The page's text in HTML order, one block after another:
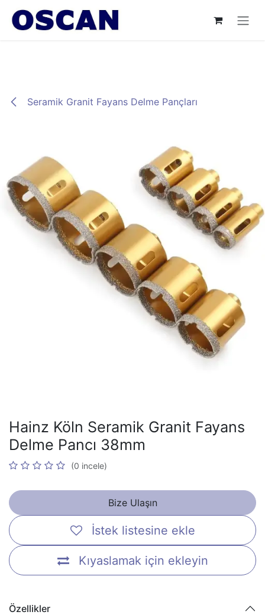
İçereği Atla
Seramik Granit Fayans Delme Pançları
Hainz Köln Seramik Granit Fayans
Delme Pancı 38mm
(0 incele)
Bize Ulaşın
Kıyaslamak için ekleyin
İstek listesine ekle
Özellikler